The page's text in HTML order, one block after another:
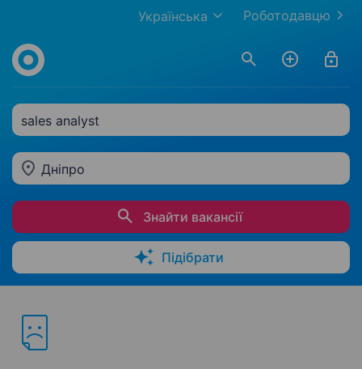
Роботодавцю
Українська
sales analyst
Дніпро
Знайти вакансії
Підібрати